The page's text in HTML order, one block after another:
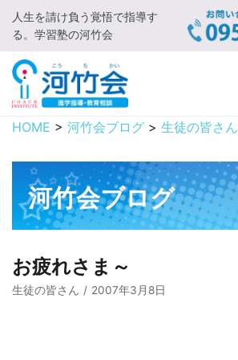
コ
ン
テ
ン
ツ
に
キ
プ
人生を請け負う覚悟で指導す
る。学習塾の河竹会
HOME
新着情報
□ お知らせ
河竹会について
□ 河竹会について
□ 小学部
実 績
HOME > 河竹会ブログ > 生徒の皆さん
河竹会ブログ
お疲れさま～
生徒の皆さん 2007年3月8日